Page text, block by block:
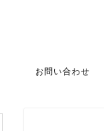
お問い合わせ